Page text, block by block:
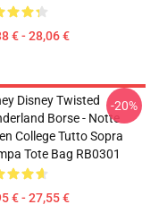
€ - 28,06 €
Disney Twisted
Borse - Notte
College Tutto Sopra
Tote Bag RB0301
€ - 27,55 €
-20%